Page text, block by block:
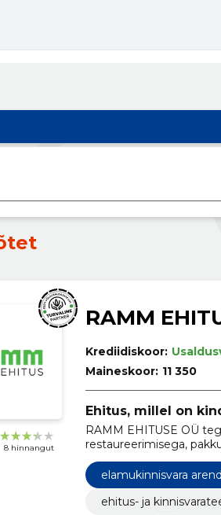
8 hinnangut
RAMM
Krediidiskoor:
Maineskoor: 11 350
Ehitus, millel on
RAMM EHITUSE OÜ
restaureerimisega,
hoidmist.
elamukinnisvara
ehitus- ja